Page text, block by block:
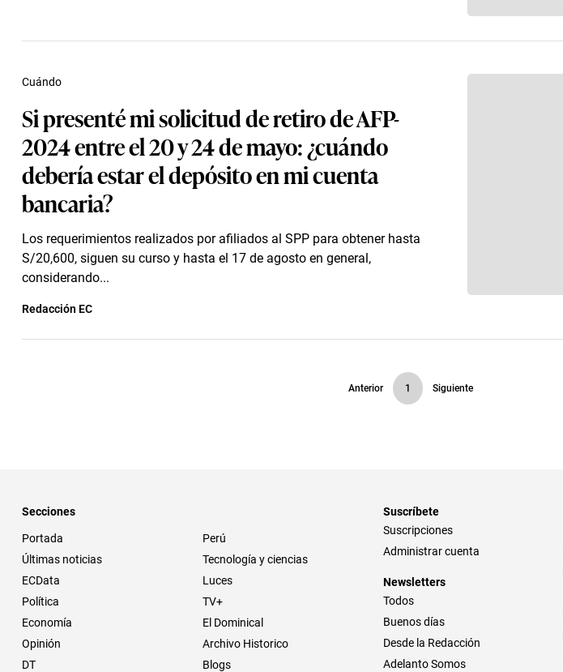
Si presenté mi solicitud de retiro de AFP-
2024 entre el 20 y 24 de mayo: ¿cuándo
debería estar el depósito en mi cuenta
bancaria?
Los requerimientos realizados por afiliados al SPP para obtener hasta
S/20,600, siguen su curso y hasta el 17 de agosto en general,
considerando...
Cuándo
Redacción EC
Anterior 1 Siguiente
Secciones
Portada
Últimas noticias
ECData
Política
Economía
Opinión
DT
Perú
Tecnología y ciencias
Luces
TV+
El Dominical
Archivo Historico
Blogs
Suscríbete
Suscripciones
Administrar cuenta
Newsletters
Todos
Buenos días
Desde la Redacción
Adelanto Somos